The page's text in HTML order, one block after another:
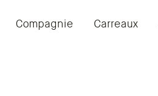
Compagnie Carreaux